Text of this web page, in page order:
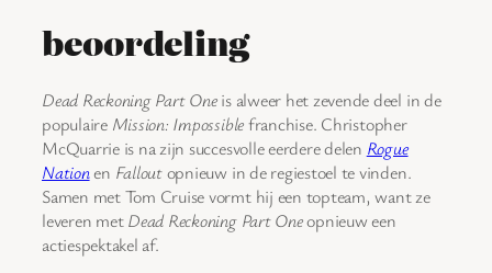
beoordeling
Dead Reckoning Part Oneis alweer het zevende deel in de
populaire Mission: Impossiblefranchise. Christopher
McQuarrie is na zijn succesvolle eerdere delen Rogue
Nationen Falloutopnieuw in de regiestoel te vinden.
Samen met Tom Cruise vormt hij een topteam, want ze
leveren metDead Reckoning Part Oneopnieuw een
actiespektakel af.